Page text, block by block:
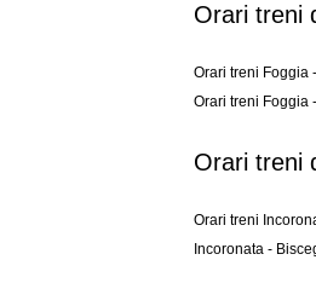
Orari treni
Orari treni Foggia
Orari treni Foggia
Orari treni
Orari treni
Incoronata -